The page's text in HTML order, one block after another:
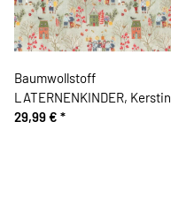
Baumwollstoff
LATERNENKINDER, Kerstin
Heß, Acufactum
29,99 € *